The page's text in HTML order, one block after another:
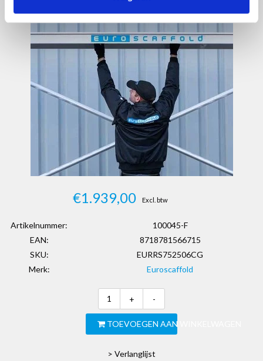
€1.939,00 Excl. btw
Artikelnummer:
100045-F
EAN:
8718781566715
SKU:
EURRS752506CG
Merk:
Euroscaffold
+ -
TOEVOEGEN AAN WINKELWAGEN
> Verlanglijst